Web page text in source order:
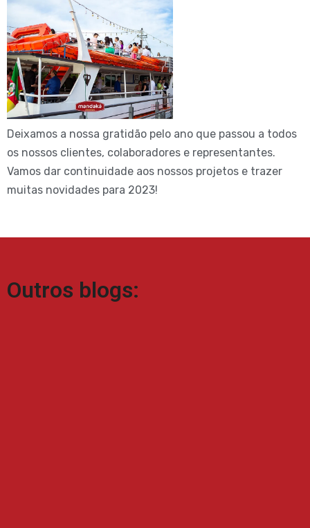
Deixamos a nossa gratidão pelo ano que passou a todos
os nossos clientes, colaboradores e representantes.
Vamos dar continuidade aos nossos projetos e trazer
muitas novidades para 2023!
Outros blogs: